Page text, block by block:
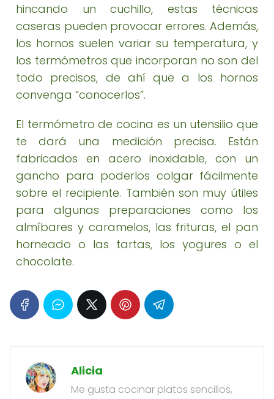
hincando un cuchillo, estas técnicas
caseras pueden provocar errores. Además,
los hornos suelen variar su temperatura, y
los termómetros que incorporan no son del
todo precisos, de ahí que a los hornos
convenga “conocerlos”.
El termómetro de cocina es un utensilio que
te dará una medición precisa. Están
fabricados en acero inoxidable, con un
gancho para poderlos colgar fácilmente
sobre el recipiente. También son muy útiles
para algunas preparaciones como los
almíbares y caramelos, las frituras, el pan
horneado o las tartas, los yogures o el
chocolate.
Alicia
Me gusta cocinar platos sencillos,